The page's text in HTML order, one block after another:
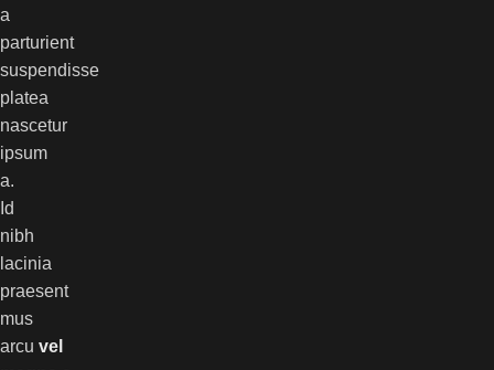
a
parturient
suspendisse
platea
nascetur
ipsum
a.
Id
nibh
lacinia
praesent
mus
arcu vel